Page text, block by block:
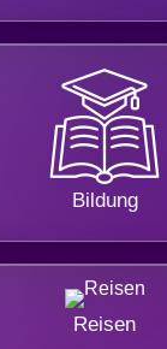
Bildung
Reisen